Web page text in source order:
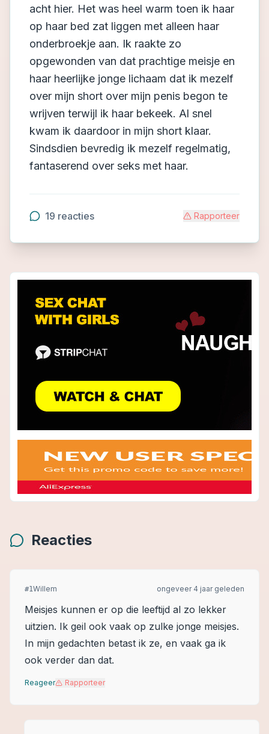
acht hier. Het was heel warm toen ik haar
op haar bed zat liggen met alleen haar
onderbroekje aan. Ik raakte zo
opgewonden van dat prachtige meisje en
haar heerlijke jonge lichaam dat ik mezelf
over mijn short over mijn penis begon te
wrijven terwijl ik haar bekeek. Al snel
kwam ik daardoor in mijn short klaar.
Sindsdien bevredig ik mezelf regelmatig,
fantaserend over seks met haar.
19 reacties Rapporteer
Reacties
#1Willem ongeveer 4 jaar geleden
Meisjes kunnen er op die leeftijd al zo lekker
uitzien. Ik geil ook vaak op zulke jonge meisjes.
In mijn gedachten betast ik ze, en vaak ga ik
ook verder dan dat.
Reageer Rapporteer